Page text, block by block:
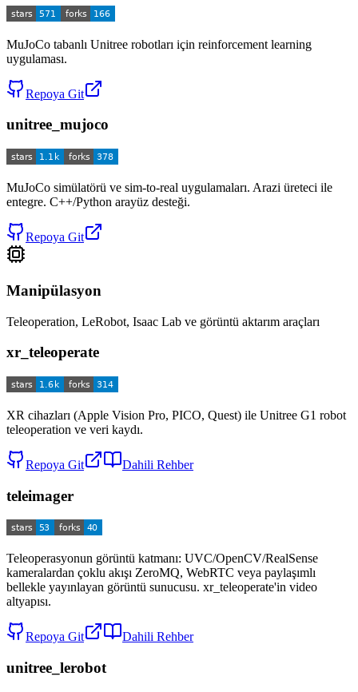
MuJoCo tabanlı Unitree robotları için reinforcement learning
uygulaması.
Repoya Git
unitree_mujoco
MuJoCo simülatörü ve sim-to-real uygulamaları. Arazi üreteci ile
entegre. C++/Python arayüz desteği.
Repoya Git
Manipülasyon
Teleoperation, LeRobot, Isaac Lab ve görüntü aktarım araçları
xr_teleoperate
XR cihazları (Apple Vision Pro, PICO, Quest) ile Unitree G1 robot
teleoperation ve veri kaydı.
Repoya Git Dahili Rehber
teleimager
Teleoperasyonun görüntü katmanı: UVC/OpenCV/RealSense
kameralardan çoklu akışı ZeroMQ, WebRTC veya paylaşımlı
bellekle yayınlayan görüntü sunucusu. xr_teleoperate'in video
altyapısı.
Repoya Git Dahili Rehber
unitree_lerobot